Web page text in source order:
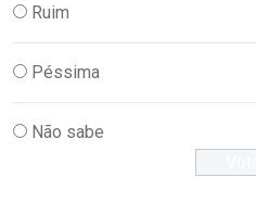
Ruim
Péssima
Não sabe